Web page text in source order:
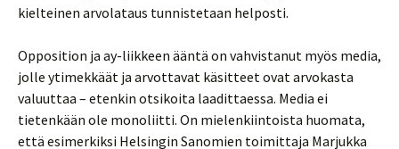
kielteinen arvolataus tunnistetaan helposti.
Opposition ja ay-liikkeen ääntä on vahvistanut myös media,
jolle ytimekkäät ja arvottavat käsitteet ovat arvokasta
valuuttaa – etenkin otsikoita laadittaessa. Media ei
tietenkään ole monoliitti. On mielenkiintoista huomata,
että esimerkiksi Helsingin Sanomien toimittaja Marjukka